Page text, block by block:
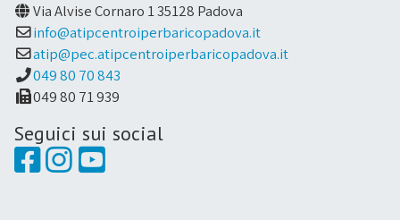
Via Alvise Cornaro 1 35128 Padova
info@atipcentroiperbaricopadova.it
atip@pec.atipcentroiperbaricopadova.it
049 80 70 843
049 80 71 939
Seguici sui social